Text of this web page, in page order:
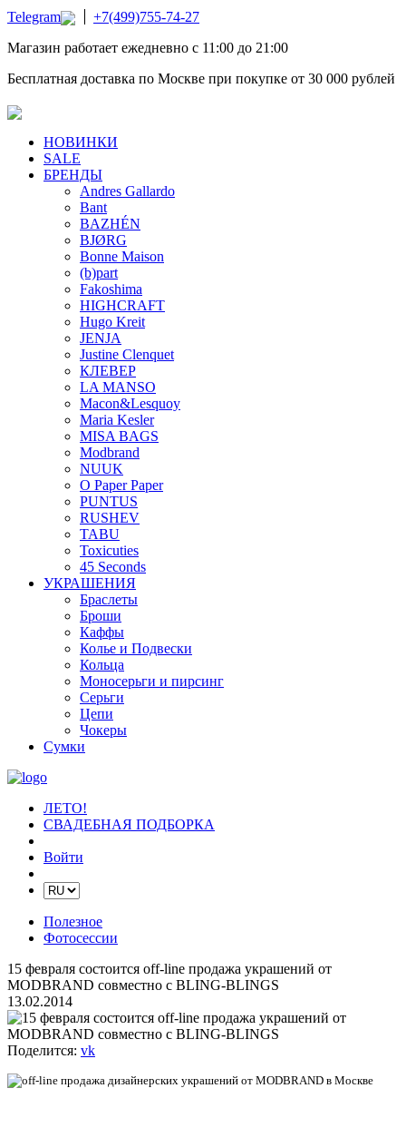
Telegram
+7(499)755-74-27
Магазин работает ежедневно с 11:00 до 21:00
Бесплатная доставка по Москве при покупке от 30 000 рублей
НОВИНКИ
SALE
БРЕНДЫ
Andres Gallardo
Bant
BAZHÉN
BJØRG
Bonne Maison
(b)part
Fakoshima
HIGHCRAFT
Hugo Kreit
JENJA
Justine Clenquet
КЛЕВЕР
LA MANSO
Macon&Lesquoy
Maria Kesler
MISA BAGS
Modbrand
NUUK
O Paper Paper
PUNTUS
RUSHEV
TABU
Toxicuties
45 Seconds
УКРАШЕНИЯ
Браслеты
Броши
Каффы
Колье и Подвески
Кольца
Моносерьги и пирсинг
Серьги
Цепи
Чокеры
Сумки
ЛЕТО!
СВАДЕБНАЯ ПОДБОРКА
Войти
Полезное
Фотосессии
15 февраля состоится off-line продажа украшений от
MODBRAND cовместно с BLING-BLINGS
13.02.2014
Поделится: vk